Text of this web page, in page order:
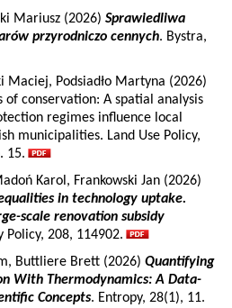
Mariusz (2026) Sprawiedliwa
przyrodniczo cennych. Bystra,
Maciej, Podsiadło Martyna (2026)
of conservation: A spatial analysis
regimes influence local
municipalities. Land Use Policy,
15.
Karol, Frankowski Jan (2026)
in technology uptake.
scale renovation subsidy
Policy, 208, 114902.
Buttliere Brett (2026) Quantifying
With Thermodynamics: A Data-
Concepts. Entropy, 28(1), 11.